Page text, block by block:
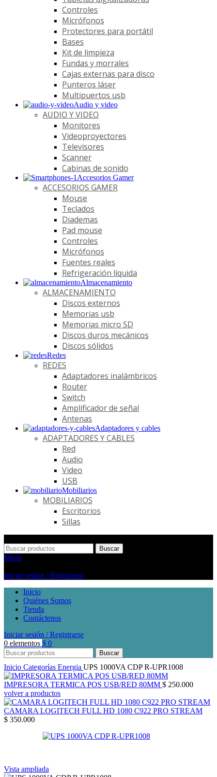
Controles
Micrófonos
Protectores para portátil
Bases
Kit de limpieza
Fundas y morrales
Cajas externas para disco
Punteros láser
Multipuertos usb
Audio y video
AUDIO Y VIDEO
Monitores
Videoproyectores
Televisores
Scanner
Cabinas de sonido
Accesorios Gamer
ACCESORIOS GAMER
Mouse
Teclados
Diademas
Pad mouse
Controles
Micrófonos
Fuentes reales
Refrigeración líquida
Almacenamiento
ALMACENAMIENTO
Discos externos
Memorias usb
Memorias micro SD
Discos duros mecánicos
Discos sólidos
Redes
REDES
Adaptadores inalámbricos
Router
Switch
Amplificador de señal
Antenas
Adaptadores y cables
ADAPTADORES Y CABLES
Red
Audio
Video
USB
Mobiliarios
MOBILIARIOS
Escritorios
Sillas
Buscar
Menú
Iniciar sesión / Registrarse
Inicio
Quiénes Somos
Tienda
Contáctenos
Iniciar sesión / Registrarse
0 elementos $ 0
Buscar
Inicio Categorías Energia UPS 1000VA CDP R-UPR1008
IMPRESORA TERMICA POS USB/RED 80MM $ 250.000
volver a productos
CAMARA LOGITECH FULL HD 1080 C922 PRO STREAM
$ 350.000
Vista ampliada